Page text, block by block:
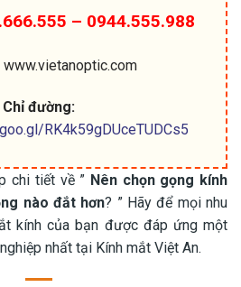
– 0944.555.988
www.vietanoptic.com
Chỉ đường:
RK4k59gDUceTUDCs5
chi tiết về ” Nên chọn gọng kính
nào đắt hơn? ” Hãy để mọi nhu
kính của bạn được đáp ứng một
nhất tại Kính mắt Việt An.